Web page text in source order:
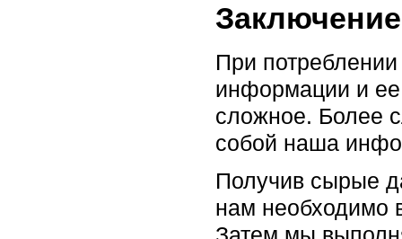
Заключение
При
информации и
сложное. Более
собой наша
Получив сырые
нам необходимо